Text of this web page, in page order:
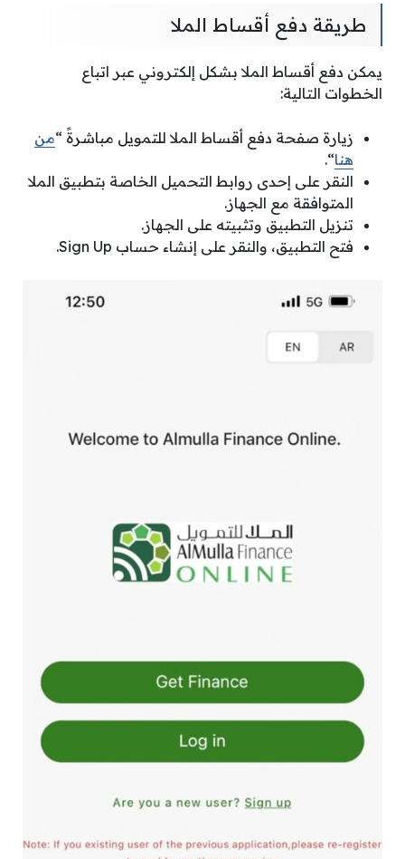
طريقة دفع أقساط الملا
يمكن دفع أقساط الملا بشكل إلكتروني عبر اتباع
الخطوات التالية:
زيارة صفحة دفع أقساط الملا للتمويل مباشرةً “من
هنا“.
النقر على إحدى روابط التحميل الخاصة بتطبيق الملا
المتوافقة مع الجهاز.
تنزيل التطبيق وتثبيته على الجهاز.
فتح التطبيق، والنقر على إنشاء حساب Sign Up.